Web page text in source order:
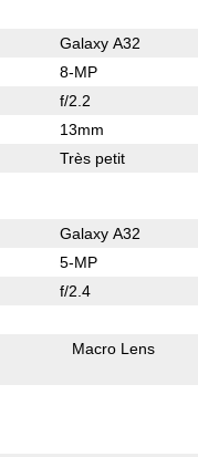
Galaxy A32
8-MP
f/2.2
13mm
Très petit
Galaxy A32
5-MP
f/2.4
Macro Lens